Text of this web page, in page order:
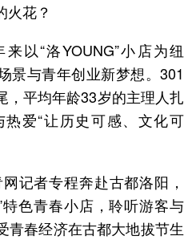
火花？
以“洛YOUNG”小店为纽
景与青年创业新梦想。301
，平均年龄33岁的主理人扎
爱“让历史可感、文化可
记者专程奔赴古都洛阳，
特色青春小店，聆听游客与
青春经济在古都大地拔节生